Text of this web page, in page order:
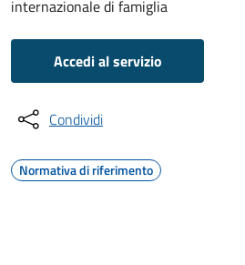
internazionale di famiglia
Accedi al servizio
Condividi
Normativa di riferimento